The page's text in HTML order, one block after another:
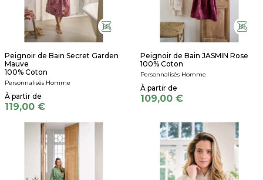
Peignoir de Bain Secret Garden
Mauve
100% Coton
Personnalisés Homme
119,00 €
Peignoir de Bain JASMIN Rose
100% Coton
Personnalisés Homme
109,00 €